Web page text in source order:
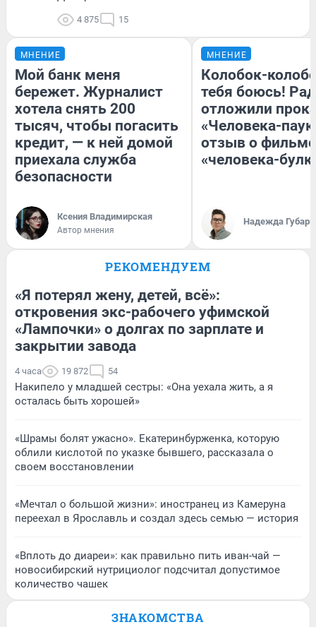
4 875 15
МНЕНИЕ
Мой банк меня
бережет. Журналист
хотела снять 200
тысяч, чтобы погасить
кредит, — к ней домой
приехала служба
безопасности
Ксения Владимирская
Автор мнения
МНЕНИЕ
Колобок-
тебя боюсь!
отложили
«Человека-
отзыв о
«человека-
Надежда Губарь
РЕКОМЕНДУЕМ
«Я потерял жену, детей, всё»:
откровения экс-рабочего уфимской
«Лампочки» о долгах по зарплате и
закрытии завода
4 часа 19 872 54
Накипело у младшей сестры: «Она уехала жить, а я
осталась быть хорошей»
«Шрамы болят ужасно». Екатеринбурженка, которую
облили кислотой по указке бывшего, рассказала о
своем восстановлении
«Мечтал о большой жизни»: иностранец из Камеруна
переехал в Ярославль и создал здесь семью — история
«Вплоть до диареи»: как правильно пить иван-чай —
новосибирский нутрициолог подсчитал допустимое
количество чашек
ЗНАКОМСТВА